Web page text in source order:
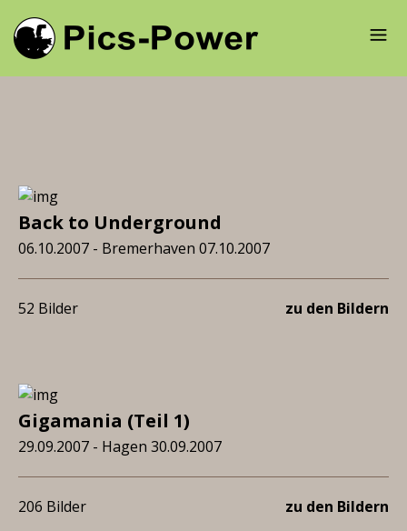
Back to Underground
06.10.2007 - Bremerhaven 07.10.2007
52 Bilder zu den Bildern
Gigamania (Teil 1)
29.09.2007 - Hagen 30.09.2007
206 Bilder zu den Bildern